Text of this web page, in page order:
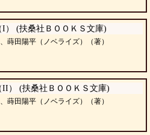
(扶桑社ＢＯＯＫＳ文庫)
蒔田陽平（ノベライズ）（著）
） (扶桑社ＢＯＯＫＳ文庫)
蒔田陽平（ノベライズ）（著）